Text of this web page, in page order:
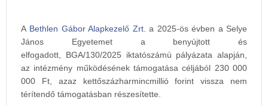
A Bethlen Gábor Alapkezelő Zrt. a 2025-ös évben a Selye
János Egyetemet a benyújtott és
elfogadott, BGA/130/2025 iktatószámú pályázata alapján,
az intézmény működésének támogatása céljából 230 000
000 Ft, azaz kettőszázharmincmillió forint vissza nem
térítendő támogatásban részesítette.